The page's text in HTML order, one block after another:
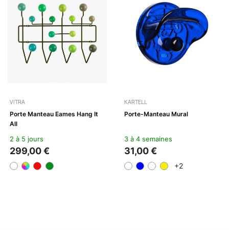
VITRA
Porte Manteau Eames Hang It
All
2 à 5 jours
299,00 €
KARTELL
Porte-Manteau Mural
3 à 4 semaines
31,00 €
+2